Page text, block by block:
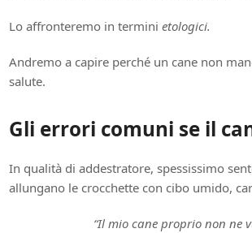
Lo affronteremo in terminietologici.
Andremo a capire perché un cane non
salute.
Gli errori comuni se il
In qualità di addestratore, spessissimo
allungano le crocchette con cibo umido,
“Il mio cane proprio non ne